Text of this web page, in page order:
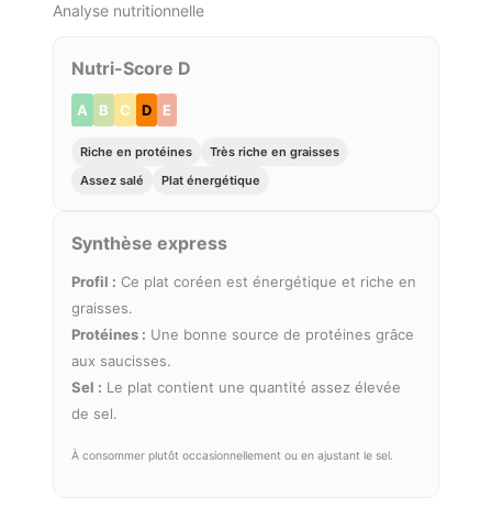
Analyse nutritionnelle
Nutri-Score D
A B C D E
Riche en protéines
Très riche en graisses
Assez salé
Plat énergétique
Synthèse express
Profil : Ce plat coréen est énergétique et riche en
graisses.
Protéines : Une bonne source de protéines grâce
aux saucisses.
Sel : Le plat contient une quantité assez élevée
de sel.
À consommer plutôt occasionnellement ou en ajustant le sel.